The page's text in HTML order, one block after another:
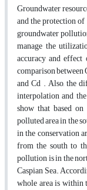
Groundwater
and the protection
groundwater
manage the
accuracy and
comparison
and Cd . Also, the
interpolation and
show that based
polluted area in the
in the conservation
from the south to
pollution is in the
Caspian Sea.
whole area is within